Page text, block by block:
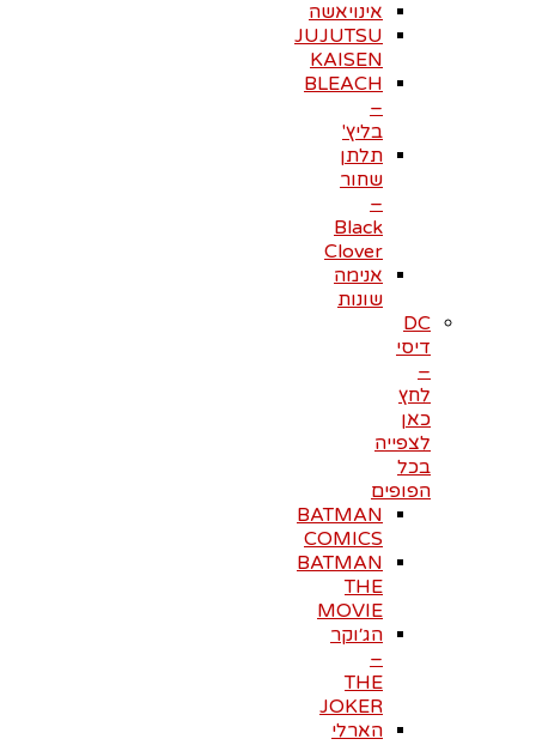
אינויאשה
JUJUTSU
KAISEN
BLEACH
–
בליץ'
תלתן
שחור
–
Black
Clover
אנימה
שונות
DC
דיסי
–
לחץ
כאן
לצפייה
בכל
הפופים
BATMAN
COMICS
BATMAN
THE
MOVIE
הג׳וקר
–
THE
JOKER
הארלי